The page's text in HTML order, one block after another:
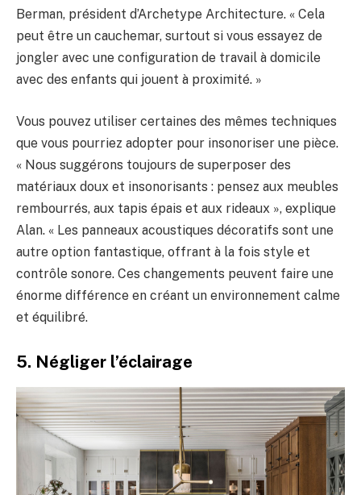
Berman, président d’Archetype Architecture. « Cela
peut être un cauchemar, surtout si vous essayez de
jongler avec une configuration de travail à domicile
avec des enfants qui jouent à proximité. »
Vous pouvez utiliser certaines des mêmes techniques
que vous pourriez adopter pour insonoriser une pièce.
« Nous suggérons toujours de superposer des
matériaux doux et insonorisants : pensez aux meubles
rembourrés, aux tapis épais et aux rideaux », explique
Alan. « Les panneaux acoustiques décoratifs sont une
autre option fantastique, offrant à la fois style et
contrôle sonore. Ces changements peuvent faire une
énorme différence en créant un environnement calme
et équilibré.
5. Négliger l’éclairage